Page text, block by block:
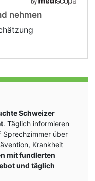
nehmen
Schweizer
. Täglich informieren
Sprechzimmer über
Krankheit
mit fundlerten
und täglich